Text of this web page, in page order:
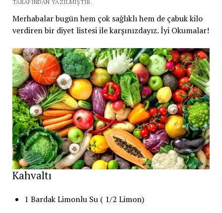
TARAFINDAN YAZILMIŞTIR.
Merhabalar bugün hem çok sağlıklı hem de çabuk kilo
verdiren bir diyet listesi ile karşınızdayız. İyi Okumalar!
Kahvaltı
1 Bardak Limonlu Su ( 1/2 Limon)